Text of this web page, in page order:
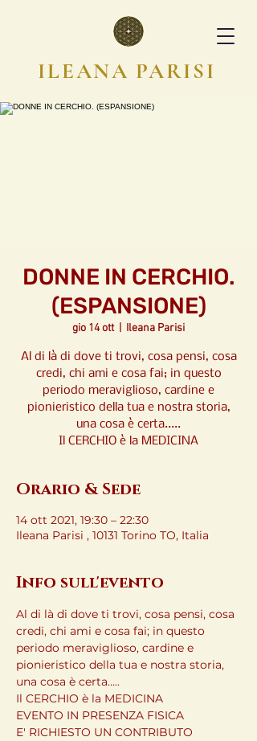
ILEANA PARISI
DONNE IN CERCHIO.
(ESPANSIONE)
gio 14 ott
  |
Ileana Parisi
Al di là di dove ti trovi, cosa pensi, cosa
credi, chi ami e cosa fai; in questo
periodo meraviglioso, cardine e
pionieristico della tua e nostra storia,
una cosa è certa.....
Il CERCHIO è la MEDICINA
Orario & Sede
14 ott 2021, 19:30 – 22:30
Ileana Parisi , 10131 Torino TO, Italia
Info sull'evento
Al di là di dove ti trovi, cosa pensi, cosa
credi, chi ami e cosa fai; in questo
periodo meraviglioso, cardine e
pionieristico della tua e nostra storia,
una cosa è certa.....
Il CERCHIO è la MEDICINA
EVENTO IN PRESENZA FISICA
E' RICHIESTO UN CONTRIBUTO